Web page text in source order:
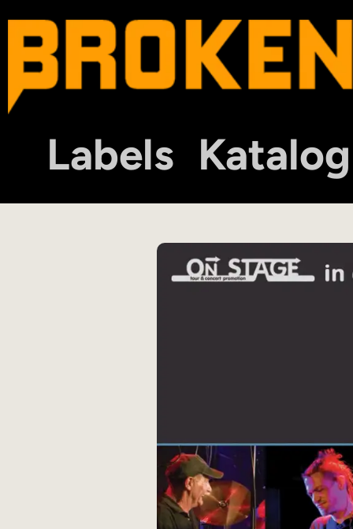
Labels Katalog